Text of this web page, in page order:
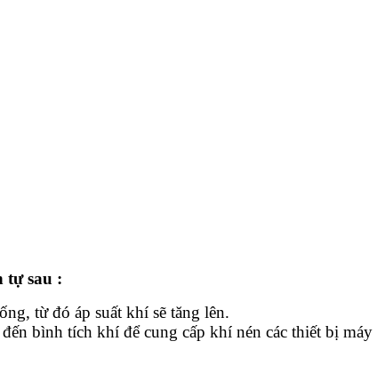
tự sau :
từ đó áp suất khí sẽ tăng lên.
bình tích khí để cung cấp khí nén các thiết bị máy